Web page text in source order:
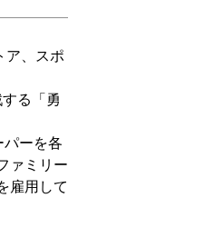
ア、スポ
る「勇
ーを各
ァミリー
雇用して